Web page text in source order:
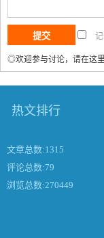
◎欢迎参与讨论，请在这
热文排行
文章总数:1315
评论总数:79
浏览总数:270449